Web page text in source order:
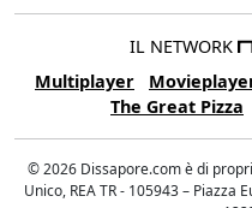
IL NETWORK
Multiplayer
The Great Pizza
© 2026 Dissapore.com è di
Unico, REA TR - 105943 – Piazza